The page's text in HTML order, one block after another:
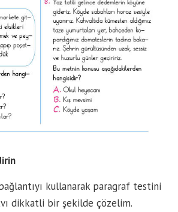
kullanarak paragraf testini
dikkatli bir şekilde çözelim.